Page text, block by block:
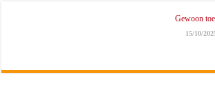
Gewoon
15/10/